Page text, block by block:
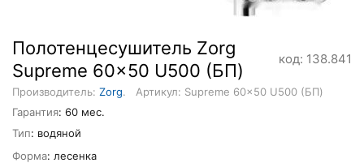
Полотенцесушитель Zorg
Supreme 60x50 U500 (БП)
код: 138.841
Производитель: Zorg.
Артикул: Supreme 60x50 U500 (БП)
Гарантия: 60 мес.
Тип: водяной
Форма: лесенка